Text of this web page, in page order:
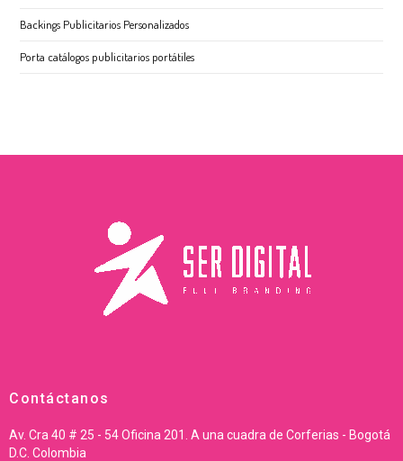
Backings Publicitarios Personalizados
Porta catálogos publicitarios portátiles
Contáctanos
Av. Cra 40 # 25 - 54 Oficina 201. A una cuadra de Corferias - Bogotá
D.C. Colombia